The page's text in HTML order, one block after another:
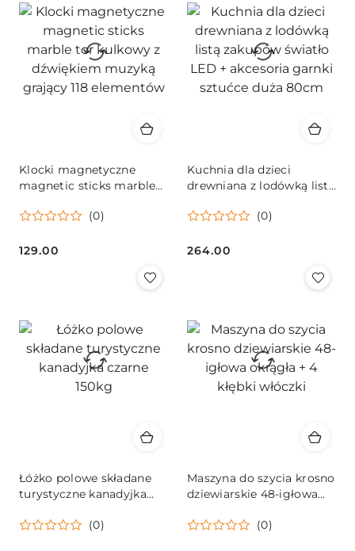
Klocki magnetyczne
magnetic sticks marble
muzyką grający 118
(0)
Cena:
129.00
Kuchnia dla dzieci
drewniana z lodówką listą
akcesoria garnki sztućce
(0)
Cena:
264.00
Łóżko polowe składane
turystyczne kanadyjka
(0)
Maszyna do szycia krosno
dziewiarskie 48-igłowa
(0)